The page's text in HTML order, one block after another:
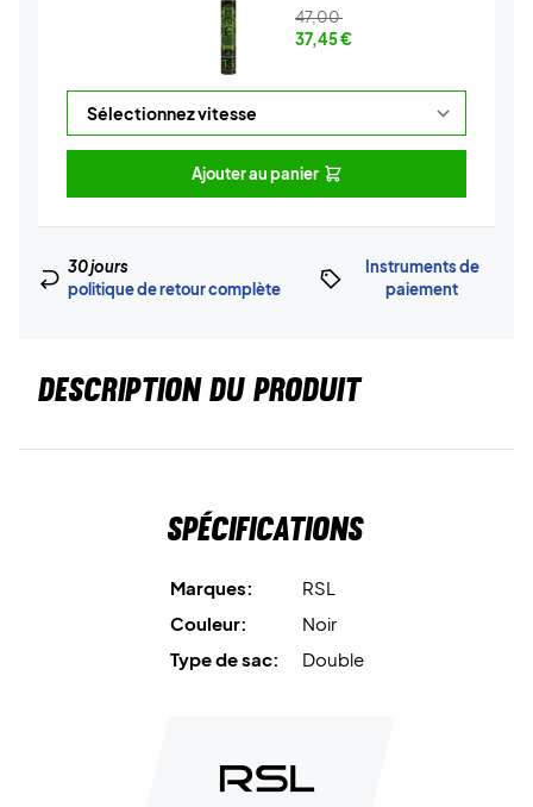
47,00
37,45€
Ajouter au panier
30 jours
politique de retour complète
Instruments de
paiement
DESCRIPTION DU PRODUIT
Spécifications
Marques:
RSL
Couleur:
Noir
Type de sac:
Double